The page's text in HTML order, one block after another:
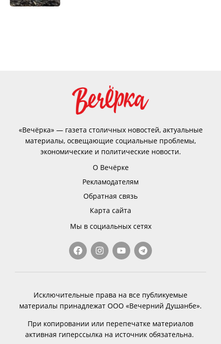
«Вечёрка» — газета столичных новостей, актуальные
материалы, освещающие социальные проблемы,
экономические и политические новости.
О Вечёрке
Рекламодателям
Обратная связь
Карта сайта
Мы в социальных сетях
Исключительные права на все публикуемые
материалы принадлежат ООО «Вечерний Душанбе».
При копировании или перепечатке материалов
активная гиперссылка на источник обязательна.